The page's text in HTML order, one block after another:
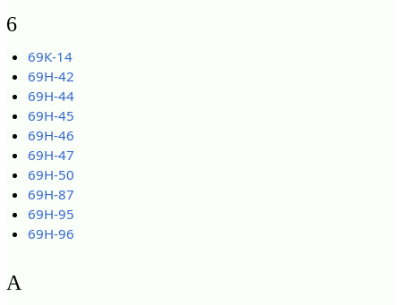
6
69К-14
69Н-42
69Н-44
69Н-45
69Н-46
69Н-47
69Н-50
69Н-87
69Н-95
69Н-96
А